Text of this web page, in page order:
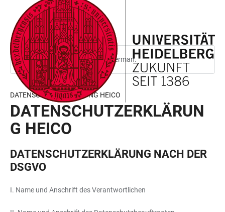
ACCESSIBILITY
LINKS
JUMP
TO
MAIN
CONTENT
OPEN
MAIN
NAVIGATION
OPEN
SEARCH
FORM
This page is only available in German.
DATENSCHUTZERKLÄRUNG HEICO
DATENSCHUTZERKLÄRUN
G HEICO
DATENSCHUTZERKLÄRUNG NACH DER
DSGVO
I. Name und Anschrift des Verantwortlichen